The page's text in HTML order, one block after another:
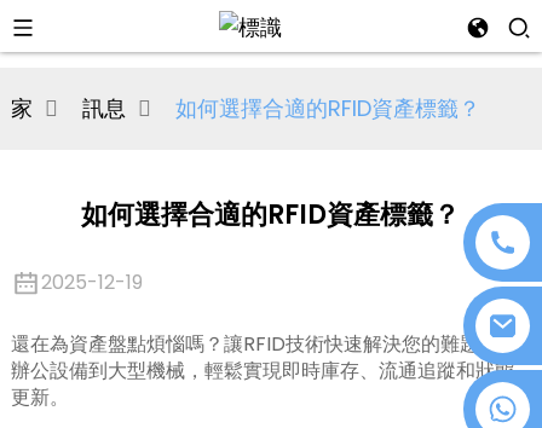
家 訊息 如何選擇合適的RFID資產標籤？
如何選擇合適的RFID資產標籤？
2025-12-19
還在為資產盤點煩惱嗎？讓RFID技術快速解決您的難題！從
辦公設備到大型機械，輕鬆實現即時庫存、流通追蹤和狀態
更新。